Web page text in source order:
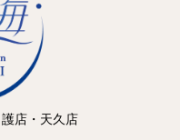
店・天久店